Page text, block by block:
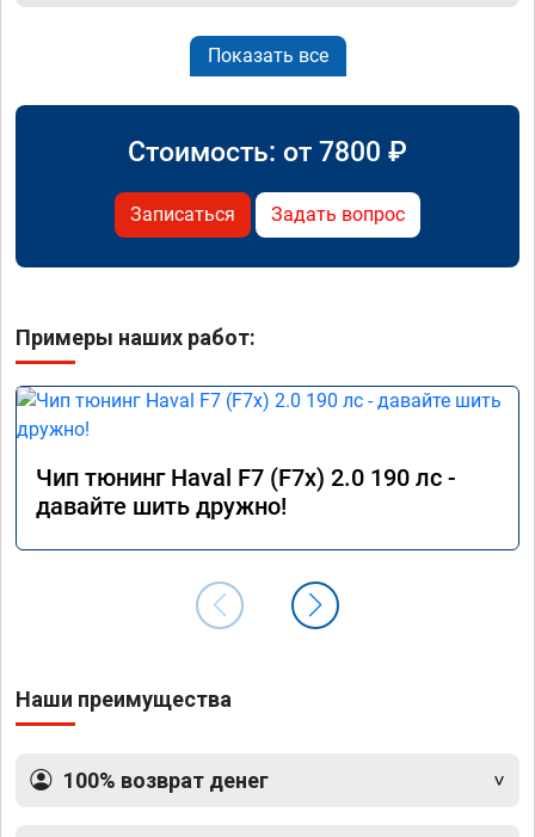
Показать все
Стоимость: от 7800 ₽
Записаться Задать вопрос
Примеры наших работ:
Чип тюнинг Haval F7 (F7x) 2.0 190 лс -
давайте шить дружно!
Наши преимущества
100% возврат денег